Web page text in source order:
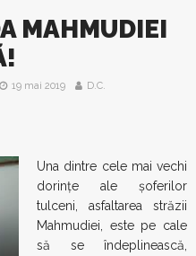
MAHMUDIEI
19 mai 2019 D.C.
Una dintre cele mai vechi
dorinţe ale șoferilor
tulceni, asfaltarea străzii
Mahmudiei, este pe cale
să se îndeplinească,